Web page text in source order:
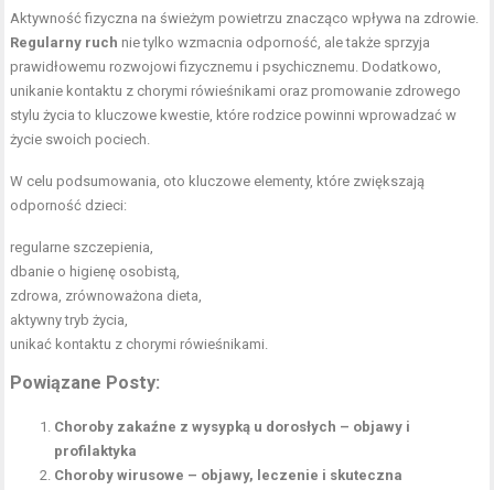
Aktywność fizyczna na świeżym powietrzu znacząco wpływa na zdrowie.
Regularny ruch nie tylko wzmacnia odporność, ale także sprzyja
prawidłowemu rozwojowi fizycznemu i psychicznemu. Dodatkowo,
unikanie kontaktu z chorymi rówieśnikami oraz promowanie zdrowego
stylu życia to kluczowe kwestie, które rodzice powinni wprowadzać w
życie swoich pociech.
W celu podsumowania, oto kluczowe elementy, które zwiększają
odporność dzieci:
regularne szczepienia,
dbanie o higienę osobistą,
zdrowa, zrównoważona dieta,
aktywny tryb życia,
unikać kontaktu z chorymi rówieśnikami.
Powiązane Posty:
Choroby zakaźne z wysypką u dorosłych – objawy i
profilaktyka
Choroby wirusowe – objawy, leczenie i skuteczna